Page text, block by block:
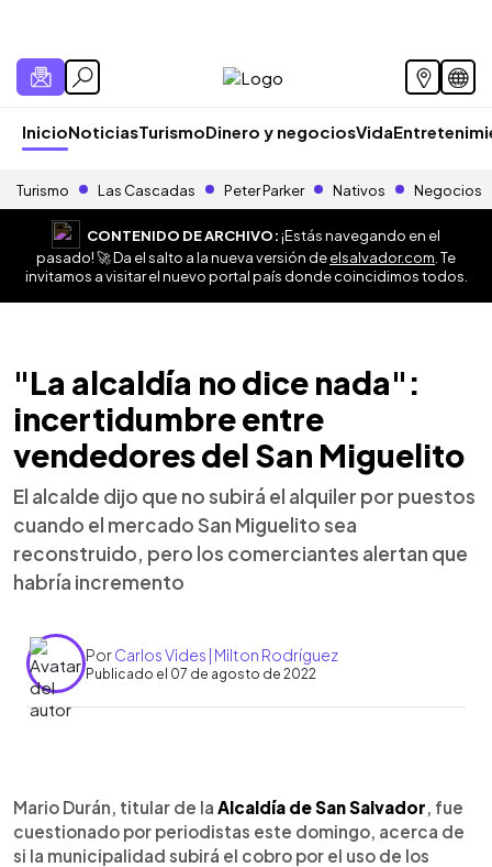
InicioNoticiasTurismoDinero y negociosVida
Turismo Las Cascadas Peter Parker Nativos Negocios
CONTENIDO DE ARCHIVO:¡Estás navegando en el
pasado! 🚀 Da el salto a la nueva versión deelsalvador.com . Te
invitamos a visitar el nuevo portal país donde coincidimos todos.
"La alcaldía no dice nada":
incertidumbre entre
vendedores del San Miguelito
El alcalde dijo que no subirá el alquiler por puestos
cuando el mercado San Miguelito sea
reconstruido, pero los comerciantes alertan que
habría incremento
PorCarlos Vides | Milton Rodríguez
Publicado el 07 de agosto de 2022
► Escuchar artículo
Mario Durán, titular de la Alcaldía de San Salvador, fue
cuestionado por periodistas este domingo, acerca de
si la municipalidad subirá el cobro por el uso de los